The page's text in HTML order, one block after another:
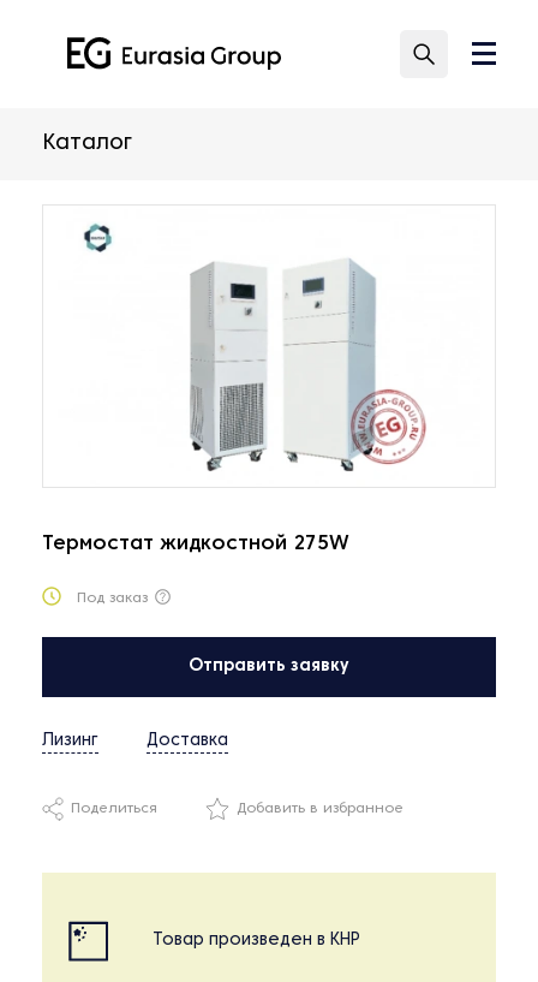
Каталог
Термостат жидкостной 275W
Под заказ
Отправить заявку
Лизинг Доставка
Поделиться Добавить в избранное
Товар произведен в КНР